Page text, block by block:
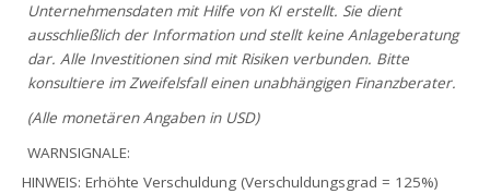
Unternehmensdaten mit Hilfe von KI erstellt. Sie dient
ausschließlich der Information und stellt keine Anlageberatung
dar. Alle Investitionen sind mit Risiken verbunden. Bitte
konsultiere im Zweifelsfall einen unabhängigen Finanzberater.
(Alle monetären Angaben in USD)
WARNSIGNALE:
HINWEIS: Erhöhte Verschuldung (Verschuldungsgrad = 125%)